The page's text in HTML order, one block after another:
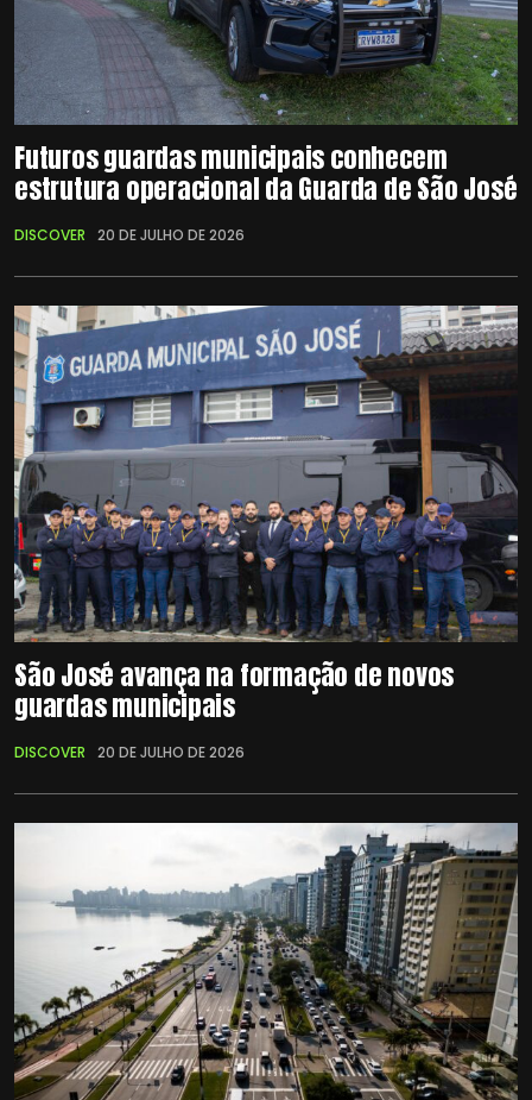
Futuros guardas municipais conhecem
estrutura operacional da Guarda de São José
DISCOVER 20 DE JULHO DE 2026
São José avança na formação de novos
guardas municipais
DISCOVER 20 DE JULHO DE 2026